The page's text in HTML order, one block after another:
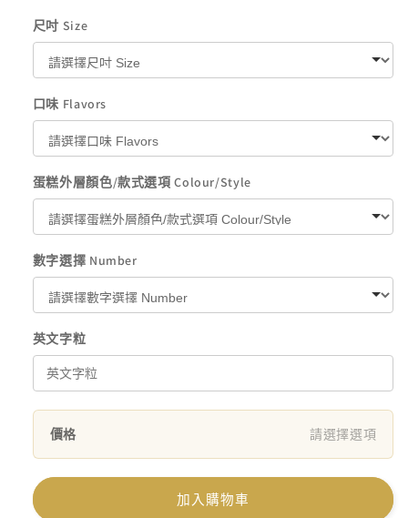
尺吋 Size
口味 Flavors
蛋糕外層顏色/款式選項 Colour/Style
數字選擇 Number
英文字粒
價格 請選擇選項
加入購物車